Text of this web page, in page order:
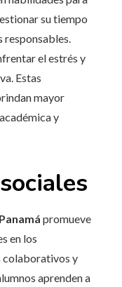
su tiempo
responsables.
el estrés y
Estas
mayor
y
promueve
en los
colaborativos y
aprenden a